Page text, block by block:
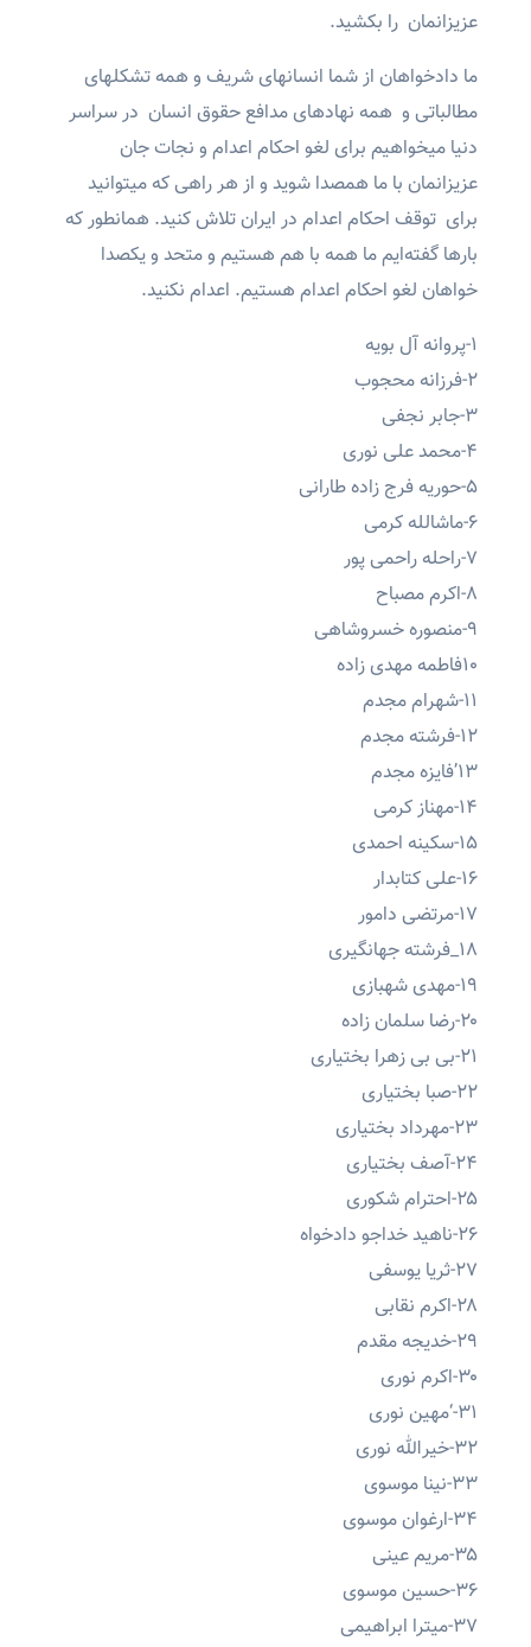
عزیزانمان را بکشید.
ما دادخواهان از شما انسانهای شریف و همه تشکلهای
مطالباتی و همه نهادهای مدافع حقوق انسان در سراسر
دنیا میخواهیم برای لغو احکام اعدام و نجات جان
عزیزانمان با ما همصدا شوید و از هر راهی که میتوانید
برای توقف احکام اعدام در ایران تلاش کنید. همانطور که
بارها گفته‌ایم ما همه با هم هستیم و متحد و یکصدا
خواهان لغو احکام اعدام هستیم. اعدام نکنید.
۱-پروانه آل بویه
۲-فرزانه محجوب
۳-جابر نجفی
۴-محمد علی نوری
۵-حوریه فرج زاده طارانی
۶-ماشالله کرمی
۷-راحله راحمی پور
۸-اکرم مصباح
۹-منصوره خسروشاهی
۱۰فاطمه مهدی زاده
۱۱-شهرام مجدم
۱۲-فرشته مجدم
۱۳’فایزه مجدم
۱۴-مهناز کرمی
۱۵-سکینه احمدی
۱۶-علی کتابدار
۱۷-مرتضی دامور
۱۸_فرشته جهانگیری
۱۹-مهدی شهبازی
۲۰-رضا سلمان زاده
۲۱-بی بی زهرا بختیاری
۲۲-صبا بختیاری
۲۳-مهرداد بختیاری
۲۴-آصف بختیاری
۲۵-احترام شکوری
۲۶-ناهید خداجو دادخواه
۲۷-ثریا یوسفی
۲۸-اکرم نقابی
۲۹-خدیجه مقدم
۳۰-اکرم نوری
۳۱-‘مهین نوری
۳۲-خیرالله نوری
۳۳-نینا موسوی
۳۴-ارغوان موسوی
۳۵-مریم عینی
۳۶-حسین موسوی
۳۷-میترا ابراهیمی